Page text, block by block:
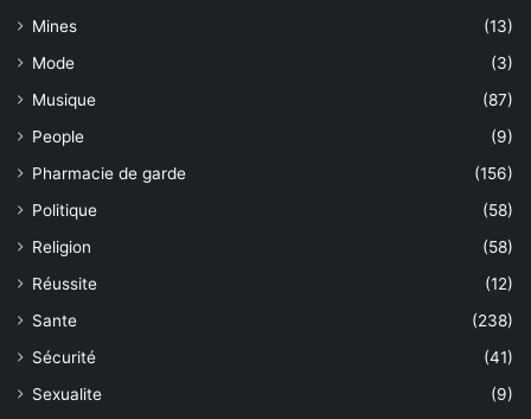
Mines
(13)
Mode
(3)
Musique
(87)
People
(9)
Pharmacie de garde
(156)
Politique
(58)
Religion
(58)
Réussite
(12)
Sante
(238)
Sécurité
(41)
Sexualite
(9)